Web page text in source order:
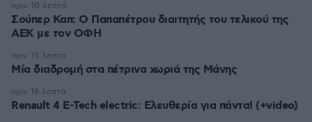
Σούπερ Καπ: Ο Παπαπέτρου διαιτητής του τελικού της
ΑΕΚ με τον ΟΦΗ
πριν 10 λεπτά
Μία διαδρομή στα πέτρινα χωριά της Μάνης
πριν 15 λεπτά
Renault 4 E-Tech electric: Ελευθερία για πάντα! (+video)
πριν 16 λεπτά